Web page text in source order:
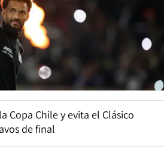
Copa Chile y evita el Clásico
de final